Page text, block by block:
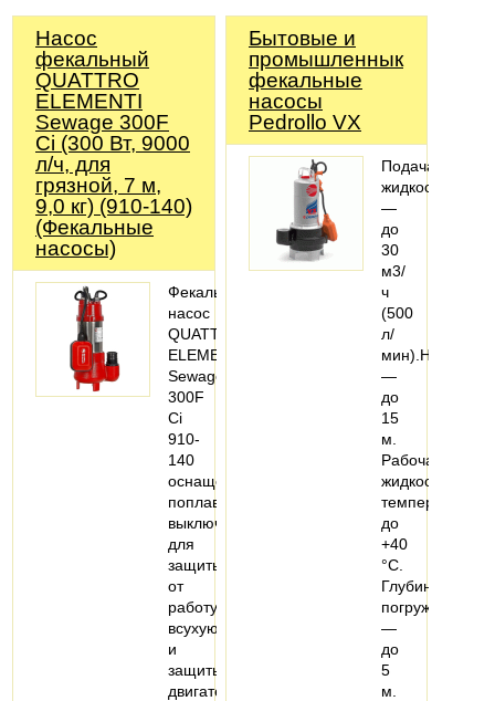
Насос
фекальный
QUATTRO
ELEMENTI
Sewage 300F
Ci (300 Вт, 9000
л/ч, для
грязной, 7 м,
9,0 кг) (910-140)
(Фекальные
насосы)
Фекальный
насос
QUATTRO
ELEMENTI
Sewage
300F
Ci
910-
140
оснащен
поплавковым
выключателем
для
защиты
от
работу
всухую
и
защиты
двигателя
Бытовые и
промышленнык
фекальные
насосы
Pedrollo VX
Подача
жидкости
—
до
30
м3/
ч
(500
л/
мин).Напор
—
до
15
м.
Рабочая
жидкость
температурой
до
+40
°С.
Глубина
погружения
—
до
5
м.